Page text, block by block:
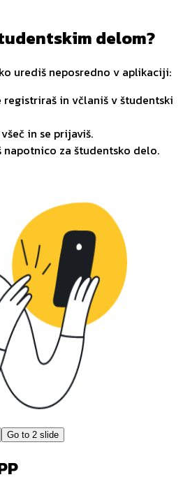
delom?
urediš neposredno v aplikaciji:
registriraš in včlaniš v študentski
in se prijaviš.
za študentsko delo.
Go to 2 slide